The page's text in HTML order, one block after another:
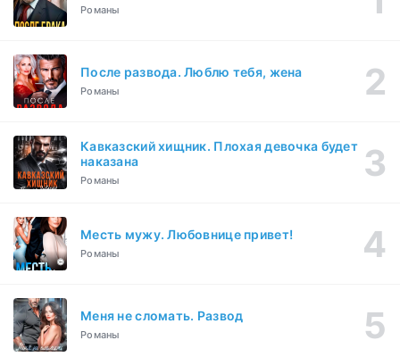
Романы
После развода. Люблю тебя, жена
Романы
Кавказский хищник. Плохая девочка будет
наказана
Романы
Месть мужу. Любовнице привет!
Романы
Меня не сломать. Развод
Романы